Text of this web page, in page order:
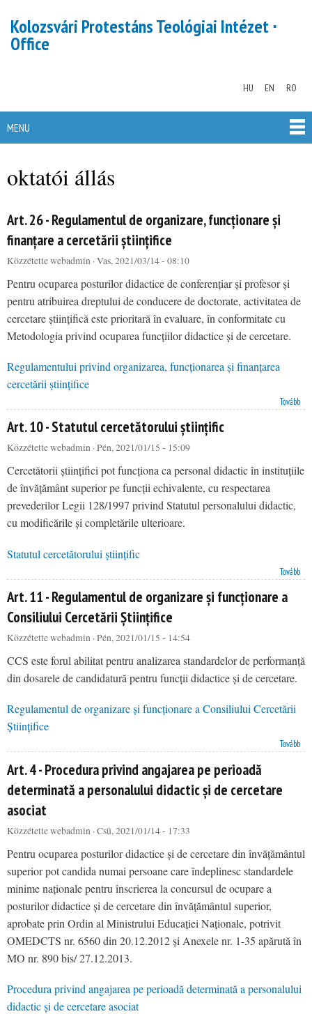
main
Kolozsvári Protestáns Teológiai Intézet ∙
Office
HU EN RO
MENU
oktatói állás
You are here
Art. 26 - Regulamentul de organizare, funcționare și
finanțare a cercetării științifice
Közzétettewebadmin · Vas, 2021/03/14 - 08:10
Pentru ocuparea posturilor didactice de conferențiar și profesor și
pentru atribuirea dreptului de conducere de doctorate, activitatea de
cercetare științifică este prioritară în evaluare, în conformitate cu
Metodologia privind ocuparea funcțiilor didactice și de cercetare.
Regulamentului privind organizarea, funcționarea și finanțarea
cercetării științifice
Tovább
Art. 10 - Statutul cercetătorului științific
Közzétettewebadmin · Pén, 2021/01/15 - 15:09
Cercetătorii științifici pot funcționa ca personal didactic în instituțiile
de învățământ superior pe funcții echivalente, cu respectarea
prevederilor Legii 128/1997 privind Statutul personalului didactic,
cu modificările și completările ulterioare.
Statutul cercetătorului științific
Tovább
Art. 11 - Regulamentul de organizare și funcționare a
Consiliului Cercetării Științifice
Közzétettewebadmin · Pén, 2021/01/15 - 14:54
CCS este forul abilitat pentru analizarea standardelor de performanță
din dosarele de candidatură pentru funcții didactice și de cercetare.
Regulamentul de organizare și funcționare a Consiliului Cercetării
Științifice
Tovább
Art. 4 - Procedura privind angajarea pe perioadă
determinată a personalului didactic și de cercetare
asociat
Közzétettewebadmin · Csü, 2021/01/14 - 17:33
Pentru ocuparea posturilor didactice și de cercetare din învățământul
superior pot candida numai persoane care îndeplinesc standardele
minime naționale pentru înscrierea la concursul de ocupare a
posturilor didactice și de cercetare din învățământul superior,
aprobate prin Ordin al Ministrului Educației Naționale, potrivit
OMEDCTS nr. 6560 din 20.12.2012 și Anexele nr. 1-35 apărută în
MO nr. 890 bis/ 27.12.2013.
Procedura privind angajarea pe perioadă determinată a personalului
didactic și de cercetare asociat